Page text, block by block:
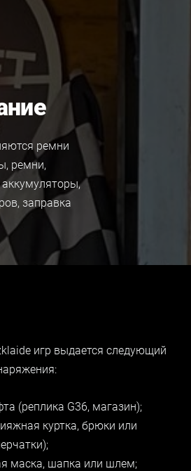
ремни
ремни,
заправка
игр выдается следующий
а (реплика G36, магазин);
куртка, брюки или
маска, шапка или шлем;